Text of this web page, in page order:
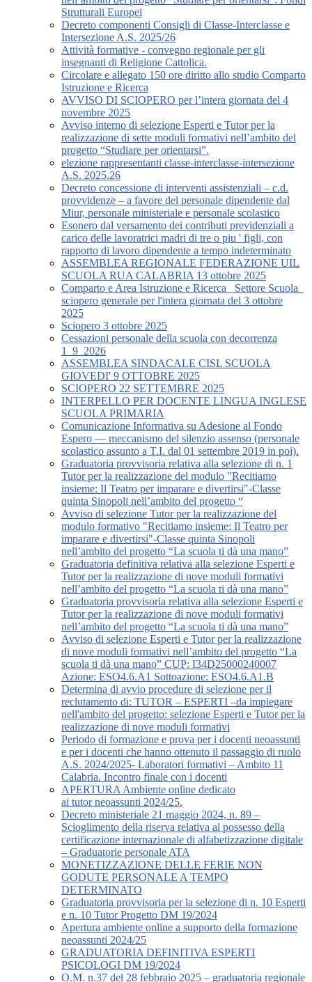
Strutturali Europei
Decreto componenti Consigli di Classe-Interclasse e
Intersezione A.S. 2025/26
Attività formative - convegno regionale per gli
insegnanti di Religione Cattolica.
Circolare e allegato 150 ore diritto allo studio Comparto
Istruzione e Ricerca
AVVISO DI SCIOPERO per l’intera giornata del 4
novembre 2025
Avviso interno di selezione Esperti e Tutor per la
realizzazione di sette moduli formativi nell’ambito del
progetto “Studiare per orientarsi”.
elezione rappresentanti classe-interclasse-intersezione
A.S. 2025.26
Decreto concessione di interventi assistenziali – c.d.
provvidenze – a favore del personale dipendente dal
Miur, personale ministeriale e personale scolastico
Esonero dal versamento dei contributi previdenziali a
carico delle lavoratrici madri di tre o piu ' figli, con
rapporto di lavoro dipendente a tempo indeterminato
ASSEMBLEA REGIONALE FEDERAZIONE UIL
SCUOLA RUA CALABRIA 13 ottobre 2025
Comparto e Area Istruzione e Ricerca_ Settore Scuola_
sciopero generale per l'intera giornata del 3 ottobre
2025
Sciopero 3 ottobre 2025
Cessazioni personale della scuola con decorrenza
1_9_2026
ASSEMBLEA SINDACALE CISL SCUOLA
GIOVEDI' 9 OTTOBRE 2025
SCIOPERO 22 SETTEMBRE 2025
INTERPELLO PER DOCENTE LINGUA INGLESE
SCUOLA PRIMARIA
Comunicazione Informativa su Adesione al Fondo
Espero — meccanismo del silenzio assenso (personale
scolastico assunto a T.I. dal 01 settembre 2019 in poi).
Graduatoria provvisoria relativa alla selezione di n. 1
Tutor per la realizzazione del modulo "Recitiamo
insieme: Il Teatro per imparare e divertirsi"-Classe
quinta Sinopoli nell’ambito del progetto “
Avviso di selezione Tutor per la realizzazione del
modulo formativo "Recitiamo insieme: Il Teatro per
imparare e divertirsi"-Classe quinta Sinopoli
nell’ambito del progetto “La scuola ti dà una mano”
Graduatoria definitiva relativa alla selezione Esperti e
Tutor per la realizzazione di nove moduli formativi
nell’ambito del progetto “La scuola ti dà una mano”
Graduatoria provvisoria relativa alla selezione Esperti e
Tutor per la realizzazione di nove moduli formativi
nell’ambito del progetto “La scuola ti dà una mano”
Avviso di selezione Esperti e Tutor per la realizzazione
di nove moduli formativi nell’ambito del progetto “La
scuola ti dà una mano” CUP: I34D25000240007
Azione: ESO4.6.A1 Sottoazione: ESO4.6.A1.B
Determina di avvio procedure di selezione per il
reclutamento di: TUTOR – ESPERTI –da impiegare
nell'ambito del progetto: selezione Esperti e Tutor per la
realizzazione di nove moduli formativi
Periodo di formazione e prova per i docenti neoassunti
e per i docenti che hanno ottenuto il passaggio di ruolo
A.S. 2024/2025- Laboratori formativi – Ambito 11
Calabria. Incontro finale con i docenti
APERTURA Ambiente online dedicato
ai tutor neoassunti 2024/25.
Decreto ministeriale 21 maggio 2024, n. 89 –
Scioglimento della riserva relativa al possesso della
certificazione internazionale di alfabetizzazione digitale
– Graduatorie personale ATA
MONETIZZAZIONE DELLE FERIE NON
GODUTE PERSONALE A TEMPO
DETERMINATO
Graduatoria provvisoria per la selezione di n. 10 Esperti
e n. 10 Tutor Progetto DM 19/2024
Apertura ambiente online a supporto della formazione
neoassunti 2024/25
GRADUATORIA DEFINITIVA ESPERTI
PSICOLOGI DM 19/2024
O.M. n.37 del 28 febbraio 2025 – graduatoria regionale